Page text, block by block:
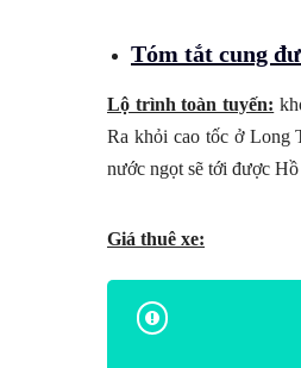
Tóm tắt cung
Lộ trình toàn tuyến:
Ra khỏi cao tốc ở Long
nước ngọt sẽ tới được Hồ
Giá thuê xe: